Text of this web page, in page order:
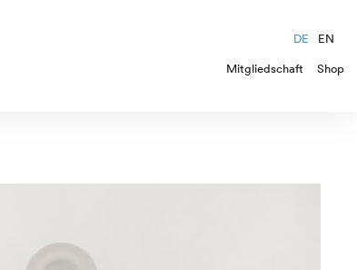
DE
EN
Mitgliedschaft
Shop